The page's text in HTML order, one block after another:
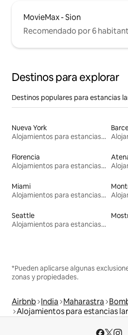
MovieMax - Sion
Recomendado por 6
Destinos para explorar
Destinos populares para estancias
Nueva York
Alojamientos para estancias largas
Florencia
Alojamientos para estancias largas
Miami
Alojamientos para estancias largas
Seattle
Alojamientos para estancias largas
*Pueden aplicarse algunas
zonas y propiedades.
Airbnb India Maharastra
Alojamientos para estancias